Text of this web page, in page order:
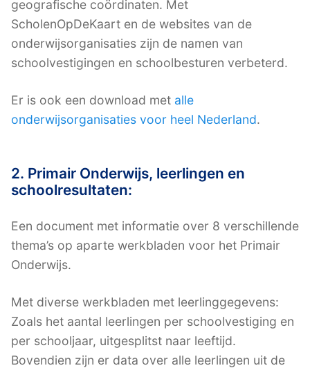
geografische coördinaten. Met
ScholenOpDeKaart en de websites van de
onderwijsorganisaties zijn de namen van
schoolvestigingen en schoolbesturen verbeterd.
Er is ook een download met alle
onderwijsorganisaties voor heel Nederland.
2. Primair Onderwijs, leerlingen en
schoolresultaten:
Een document met informatie over 8 verschillende
thema’s op aparte werkbladen voor het Primair
Onderwijs.
Met diverse werkbladen met leerlinggegevens:
Zoals het aantal leerlingen per schoolvestiging en
per schooljaar, uitgesplitst naar leeftijd.
Bovendien zijn er data over alle leerlingen uit de